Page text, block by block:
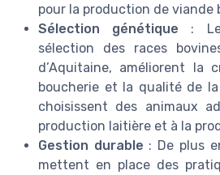
pour la production de viande
Sélection génétique :
sélection des races
d’Aquitaine, améliorent la
boucherie et la qualité de
choisissent des animaux
production laitière et à la
Gestion durable : De plus
mettent en place des